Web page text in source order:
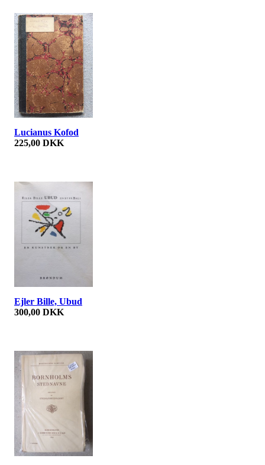
Lucianus Kofod
225,00 DKK
Ejler Bille, Ubud
300,00 DKK